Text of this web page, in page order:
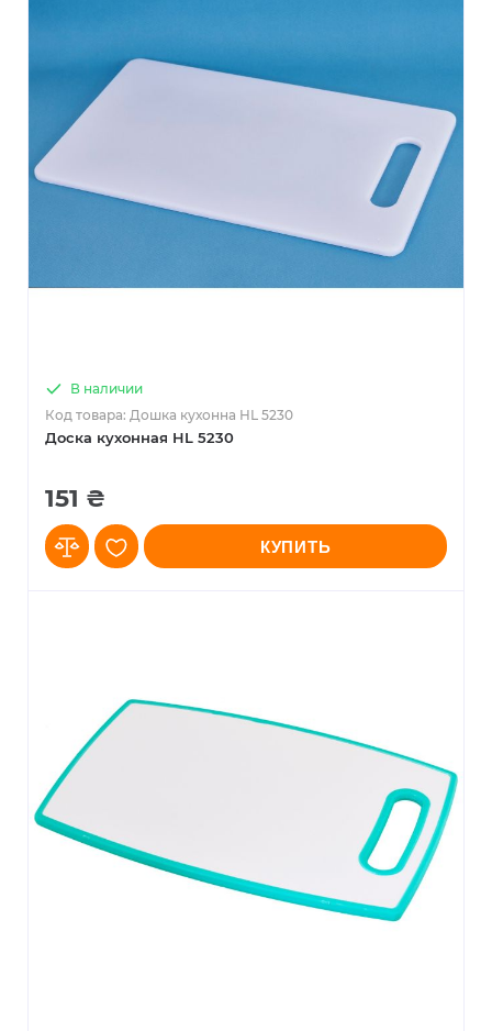
Доска кухонная HL 5230
В наличии
Код товара: Дошка кухонна HL 5230
151 ₴
КУПИТЬ